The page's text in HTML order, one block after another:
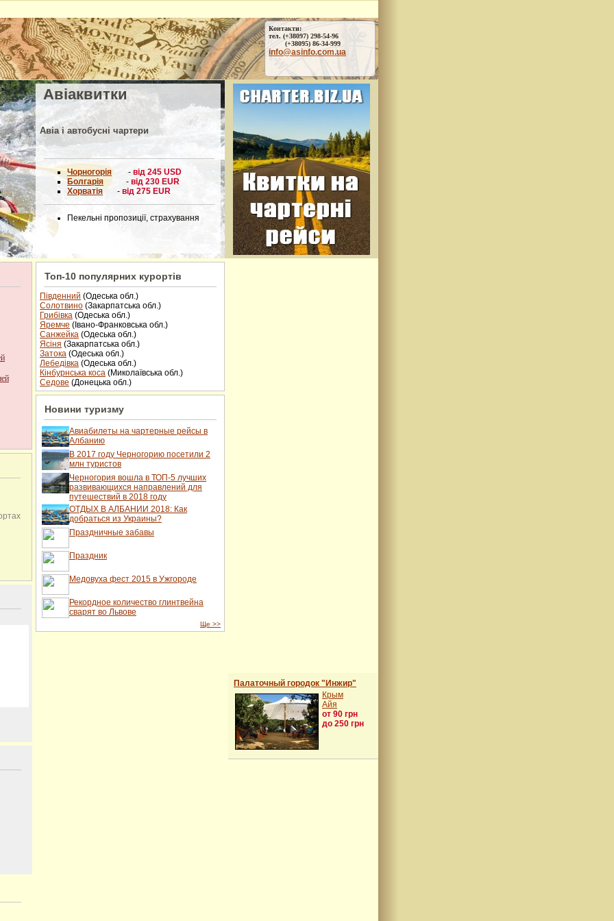
Контакти:
тел. (+38097) 298-54-96
(+38095) 86-34-999
info@asinfo.com.ua
Авіаквитки
Авіа і автобусні чартери
Чорногорія - від 245 USD
Болгарія - від 230 EUR
Хорватія- від 275 EUR
Пекельні пропозиції, страхування
Топ-10 популярних курортів
Південний (Одеська обл.)
Солотвино (Закарпатська обл.)
Грибівка (Одеська обл.)
Яремче (Івано-Франковська обл.)
Санжейка (Одеська обл.)
Ясіня (Закарпатська обл.)
Затока (Одеська обл.)
Лебедівка (Одеська обл.)
Кінбурнська коса (Миколаївська обл.)
Седове (Донецька обл.)
Новини туризму
Авиабилеты на чартерные рейсы в
Албанию
В 2017 году Черногорию посетили 2
млн туристов
Черногория вошла в ТОП-5 лучших
развивающихся направлений для
путешествий в 2018 году
ОТДЫХ В АЛБАНИИ 2018: Как
добраться из Украины?
Праздничные забавы
Праздник
Медовуха фест 2015 в Ужгороде
Рекордное количество глинтвейна
сварят во Львове
Ще >>
Палаточный городок "Инжир"
Крым
Айя
от 90 грн
до 250 грн